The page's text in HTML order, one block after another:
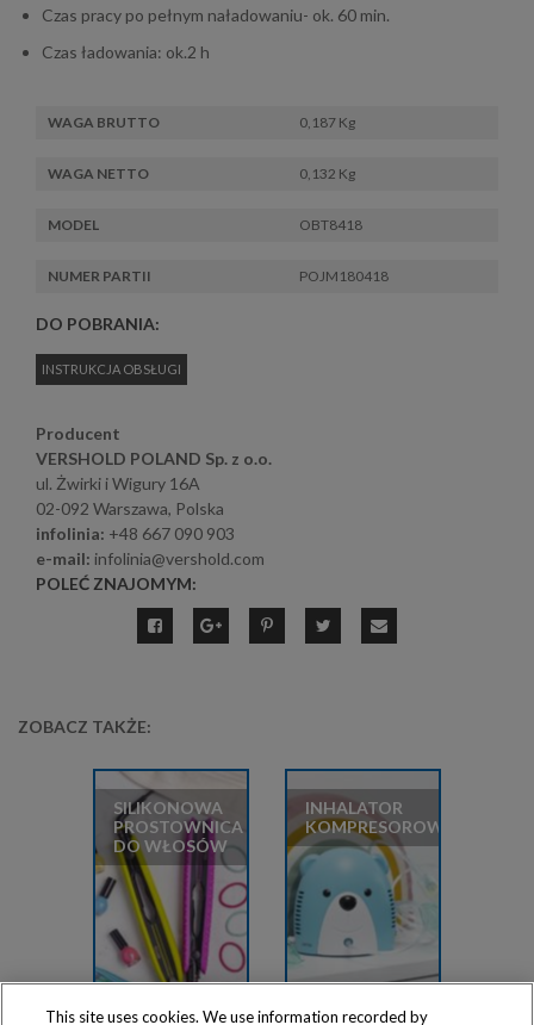
Czas pracy po pełnym naładowaniu- ok. 60 min.
Czas ładowania: ok.2 h
WAGA BRUTTO 0,187 Kg
WAGA NETTO 0,132 Kg
MODEL OBT8418
NUMER PARTII POJM180418
DO POBRANIA:
INSTRUKCJA OBSŁUGI
Producent
VERSHOLD POLAND Sp. z o.o.
ul. Żwirki i Wigury 16A
02-092 Warszawa, Polska
infolinia: +48 667 090 903
e-mail: infolinia@vershold.com
POLEĆ ZNAJOMYM:
ZOBACZ TAKŻE:
SILIKONOWA
PROSTOWNICA
DO WŁOSÓW
INHALATOR
KOMPRESOROWY
This site uses cookies. We use information recorded by